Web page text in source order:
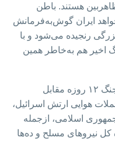
هستند. باطن
ایران گوش‌به‌فرمانش
رنجیده می‌شود و با
اخیر هم به‌خاطر همین
خامنه‌ای درحالی مدعی پیروزی در جنگ ۱۲ روزه مقابل
هوایی ارتش اسرائیل،
جمهوری اسلامی، ازجمله
کل نیروهای مسلح و ده‌ها